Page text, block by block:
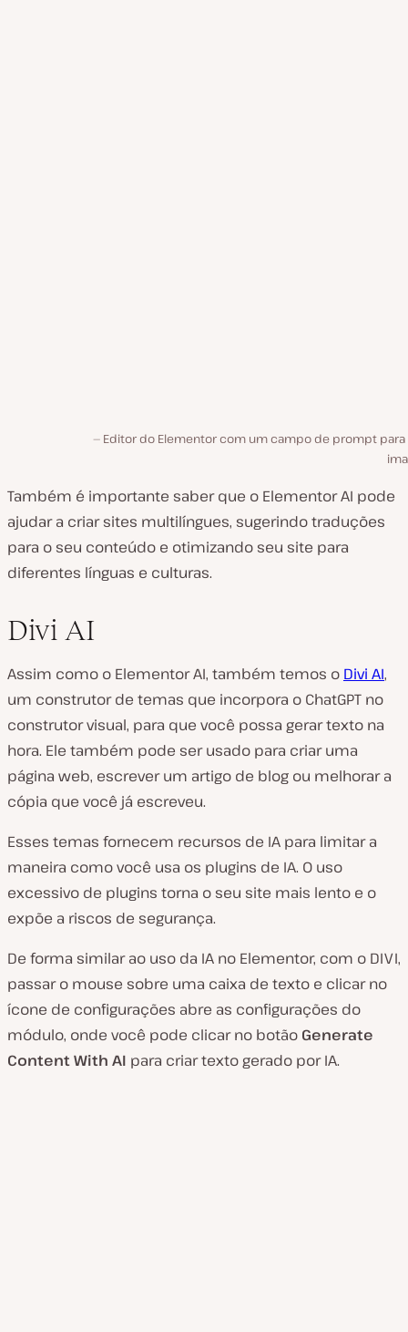
Editor do Elementor com um campo de prompt para
Também é importante saber que o Elementor AI pode
ajudar a criar sites multilíngues, sugerindo traduções
para o seu conteúdo e otimizando seu site para
diferentes línguas e culturas.
Divi AI
Assim como o Elementor AI, também temos o Divi AI,
um construtor de temas que incorpora o ChatGPT no
construtor visual, para que você possa gerar texto na
hora. Ele também pode ser usado para criar uma
página web, escrever um artigo de blog ou melhorar a
cópia que você já escreveu.
Esses temas fornecem recursos de IA para limitar a
maneira como você usa os plugins de IA. O uso
excessivo de plugins torna o seu site mais lento e o
expõe a riscos de segurança.
De forma similar ao uso da IA no Elementor, com o DIVI,
passar o mouse sobre uma caixa de texto e clicar no
ícone de configurações abre as configurações do
módulo, onde você pode clicar no botão Generate
Content With AI para criar texto gerado por IA.